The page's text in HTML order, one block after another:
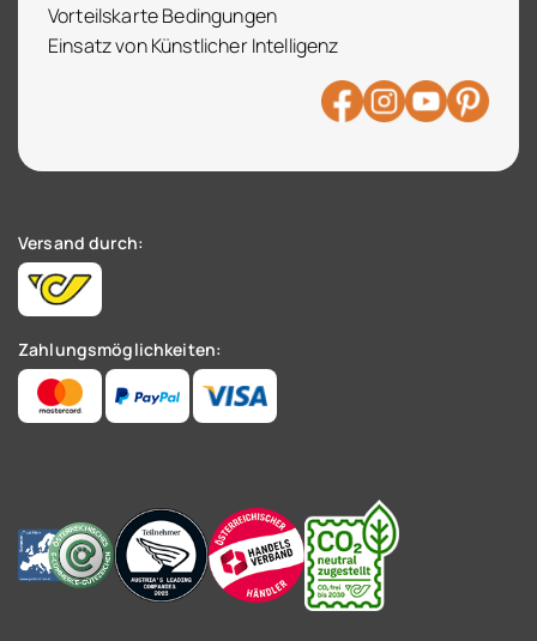
Vorteilskarte Bedingungen
Einsatz von Künstlicher Intelligenz
Versand durch:
Zahlungsmöglichkeiten: